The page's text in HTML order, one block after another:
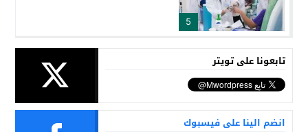
5
تابعونا على تويتر
انضم الينا على فيسبوك